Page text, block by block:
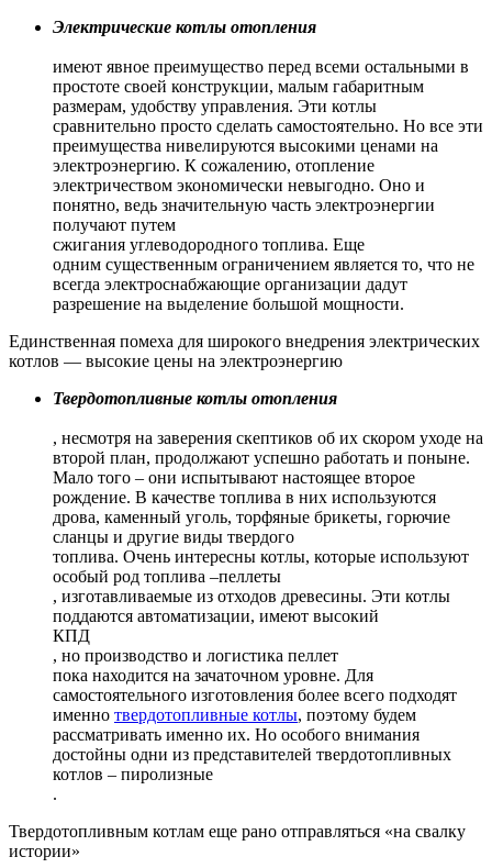
Электрические котлы отопления
имеют явное преимущество перед всеми остальными в
простоте своей конструкции, малым габаритным
размерам, удобству управления. Эти котлы
сравнительно просто сделать самостоятельно. Но все эти
преимущества нивелируются высокими ценами на
электроэнергию. К сожалению, отопление
электричеством экономически невыгодно. Оно и
понятно, ведь значительную часть электроэнергии
получают путем
сжигания углеводородного топлива. Еще
одним существенным ограничением является то, что не
всегда электроснабжающие организации дадут
разрешение на выделение большой мощности.
Единственная помеха для широкого внедрения электрических
котлов — высокие цены на электроэнергию
Твердотопливные котлы отопления
, несмотря на заверения скептиков об их скором уходе на
второй план, продолжают успешно работать и поныне.
Мало того – они испытывают настоящее второе
рождение. В качестве топлива в них используются
дрова, каменный уголь, торфяные брикеты, горючие
сланцы и другие виды твердого
топлива. Очень интересны котлы, которые используют
особый род топлива –пеллеты
, изготавливаемые из отходов древесины. Эти котлы
поддаются автоматизации, имеют высокий
КПД
, но производство и логистика пеллет
пока находится на зачаточном уровне. Для
самостоятельного изготовления более всего подходят
именно твердотопливные котлы, поэтому будем
рассматривать именно их. Но особого внимания
достойны одни из представителей твердотопливных
котлов – пиролизные
.
Твердотопливным котлам еще рано отправляться «на свалку
истории»